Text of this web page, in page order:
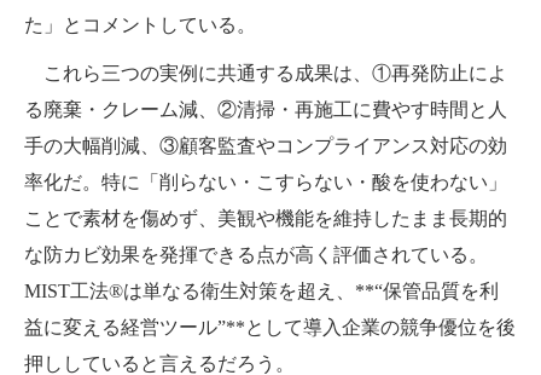
た」とコメントしている。
これら三つの実例に共通する成果は、①再発防止によ
る廃棄・クレーム減、②清掃・再施工に費やす時間と人
手の大幅削減、③顧客監査やコンプライアンス対応の効
率化だ。特に「削らない・こすらない・酸を使わない」
ことで素材を傷めず、美観や機能を維持したまま長期的
な防カビ効果を発揮できる点が高く評価されている。
MIST工法®は単なる衛生対策を超え、**“保管品質を利
益に変える経営ツール”**として導入企業の競争優位を後
押ししていると言えるだろう。